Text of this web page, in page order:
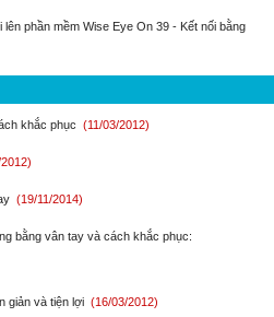
phần mềm Wise Eye On 39 - Kết nối bằng
khắc phục (11/03/2012)
(19/11/2014)
bằng vân tay và cách khắc phục:
giản và tiện lợi (16/03/2012)